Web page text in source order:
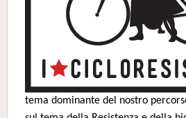
tema dominante del nostro